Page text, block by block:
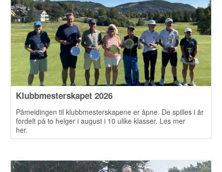
Klubbmesterskapet 2026
Påmeldingen til klubbmesterskapene er åpne. De spilles i år
fordelt på to helger i august i 10 ulike klasser. Les mer
her.